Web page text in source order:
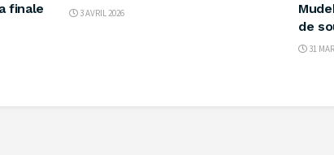
finale
3 AVRIL 2026
de
31